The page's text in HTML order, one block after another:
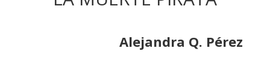
Alejandra Q. Pérez